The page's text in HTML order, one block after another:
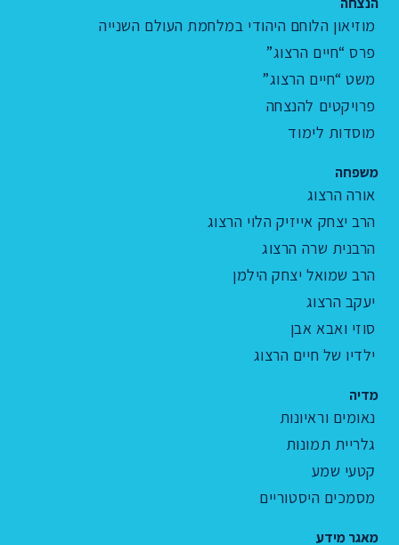
מוזיאון הלוחם היהודי במלחמת העולם השנייה
פרס “חיים הרצוג”
משט “חיים הרצוג”
פרויקטים להנצחה
מוסדות לימוד
משפחה
אורה הרצוג
הרב יצחק אייזיק הלוי הרצוג
הרבנית שרה הרצוג
הרב שמואל יצחק הילמן
יעקב הרצוג
סוזי ואבא אבן
ילדיו של חיים הרצוג
מדיה
נאומים וראיונות
גלריית תמונות
קטעי שמע
מסמכים היסטוריים
מאגר מידע